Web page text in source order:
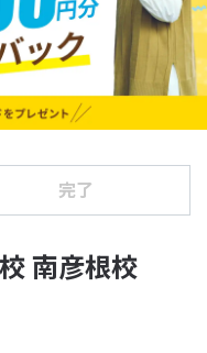
完了
南彦根校